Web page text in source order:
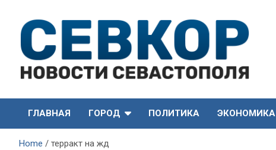
content
СевКор — Новости
Севастополя
Севастополя
ГЛАВНАЯ
ГОРОД ПОЛИТИКА ЭКОНОМИКА
Home терракт на жд